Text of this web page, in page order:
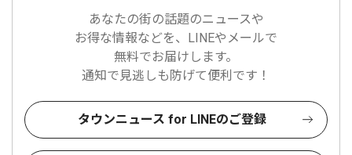
あなたの街の話題のニュースや
お得な情報などを、LINEやメールで
無料でお届けします。
通知で見逃しも防げて便利です！
タウンニュース for LINEのご登録